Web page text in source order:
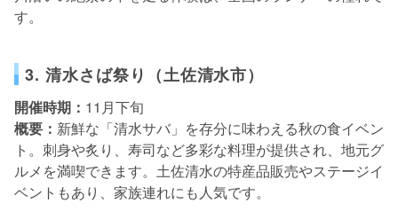
す。
3. 清水さば祭り（土佐清水市）
開催時期： 11月下旬
概要： 新鮮な「清水サバ」を存分に味わえる秋の食イベン
ト。刺身や炙り、寿司など多彩な料理が提供され、地元グ
ルメを満喫できます。土佐清水の特産品販売やステージイ
ベントもあり、家族連れにも人気です。